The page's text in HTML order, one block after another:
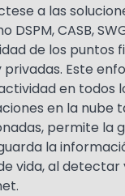
a las
DSPM, CASB,
de los puntos
privadas. Este
en todos
en la nube
permite la
la
vida, al